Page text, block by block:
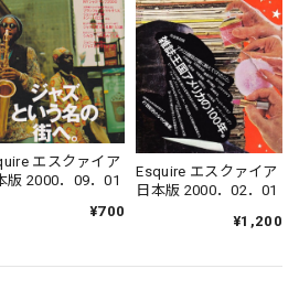
エスクァイア
版 2000．09．01
¥700
Esquire エスクァイア
日本版 2000．02．01
¥1,200